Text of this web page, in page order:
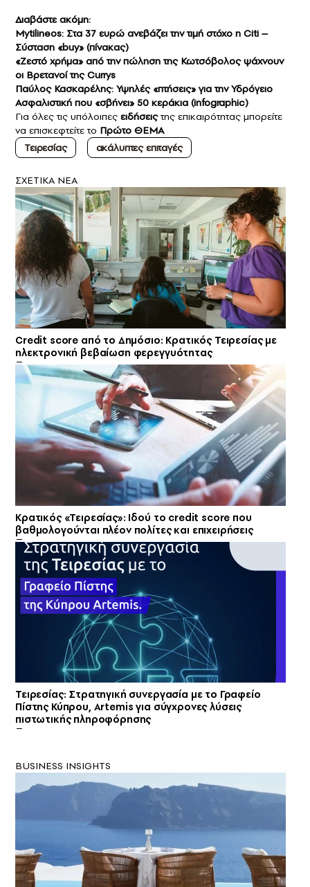
Διαβάστε ακόμη:
Mytilineos: Στα 37 ευρώ ανεβάζει την τιμή στόχο η Citi –
Σύσταση «buy» (πίνακας)
«Ζεστό χρήμα» από την πώληση της Κωτσόβολος ψάχνουν
οι Βρετανοί της Currys
Παύλος Κασκαρέλης: Υψηλές «πτήσεις» για την Υδρόγειο
Ασφαλιστική που «σβήνει» 50 κεράκια (infographic)
Για όλες τις υπόλοιπες ειδήσειςτης επικαιρότητας μπορείτε
να επισκεφτείτε το Πρώτο ΘΕΜΑ
Τειρεσίας
ακάλυπτες επιταγές
ΣXETIKA NEA
Credit score από το Δημόσιο: Κρατικός Τειρεσίας με
ηλεκτρονική βεβαίωση φερεγγυότητας
Κρατικός «Τειρεσίας»: Ιδού το credit score που
βαθμολογούνται πλέον πολίτες και επιχειρήσεις
Τειρεσίας: Στρατηγική συνεργασία με το Γραφείο
Πίστης Κύπρου, Artemis για σύγχρονες λύσεις
πιστωτικής πληροφόρησης
BUSINESS INSIGHTS